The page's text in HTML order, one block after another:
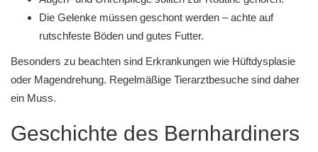
Die Gelenke müssen geschont werden – achte auf
rutschfeste Böden und gutes Futter.
Besonders zu beachten sind Erkrankungen wie Hüftdysplasie
oder Magendrehung. Regelmäßige Tierarztbesuche sind daher
ein Muss.
Geschichte des Bernhardiners